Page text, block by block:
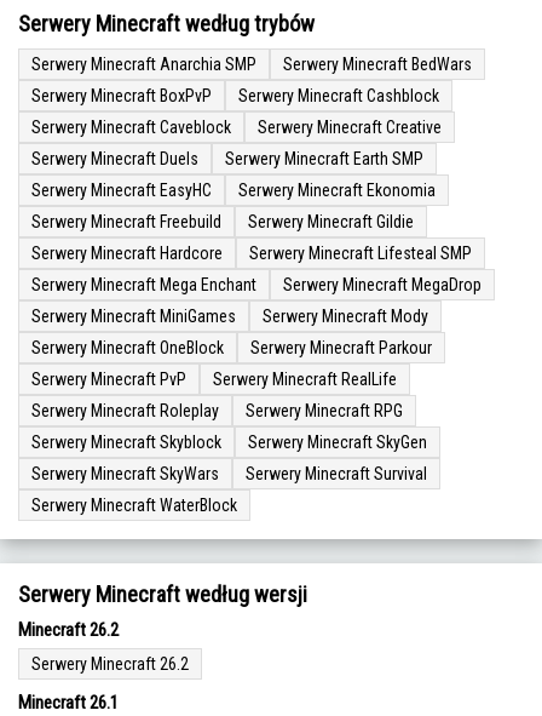
Serwery Minecraft według trybów
Serwery Minecraft Anarchia SMP
Serwery Minecraft BedWars
Serwery Minecraft BoxPvP
Serwery Minecraft Cashblock
Serwery Minecraft Caveblock
Serwery Minecraft Creative
Serwery Minecraft Duels
Serwery Minecraft Earth SMP
Serwery Minecraft EasyHC
Serwery Minecraft Ekonomia
Serwery Minecraft Freebuild
Serwery Minecraft Gildie
Serwery Minecraft Hardcore
Serwery Minecraft Lifesteal SMP
Serwery Minecraft Mega Enchant
Serwery Minecraft MegaDrop
Serwery Minecraft MiniGames
Serwery Minecraft Mody
Serwery Minecraft OneBlock
Serwery Minecraft Parkour
Serwery Minecraft PvP
Serwery Minecraft RealLife
Serwery Minecraft Roleplay
Serwery Minecraft RPG
Serwery Minecraft Skyblock
Serwery Minecraft SkyGen
Serwery Minecraft SkyWars
Serwery Minecraft Survival
Serwery Minecraft WaterBlock
Serwery Minecraft według wersji
Minecraft 26.2
Serwery Minecraft 26.2
Minecraft 26.1